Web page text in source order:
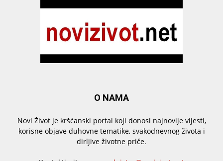
O NAMA
Novi Život je kršćanski portal koji donosi najnovije vijesti,
korisne objave duhovne tematike, svakodnevnog života i
dirljive životne priče.